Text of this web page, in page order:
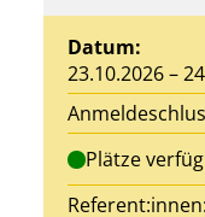
Datum:
23.10.2026 –
Plätze
Referent:innen: